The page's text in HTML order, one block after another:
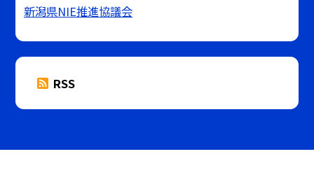
新潟県NIE推進協議会
RSS